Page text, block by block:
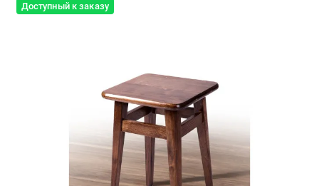
Доступный к заказу